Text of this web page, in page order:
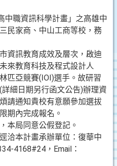
中職資訊科學計畫」之高雄中
民家商、中山工商等校，務
資訊教育成效及層次，啟迪
來教育科技及程式設計人
匹亞競賽(IOI)選手。故研習
細日期另行函文公告)辦理資
請通知貴校有意願參加選拔
期內完成報名。
本局同意公假登記。
洽本計畫承辦單位：復華中
4168#24，Email：